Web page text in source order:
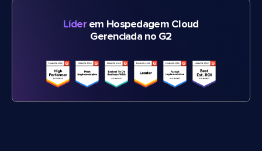
Líderem Hospedagem Cloud
Gerenciada no G2